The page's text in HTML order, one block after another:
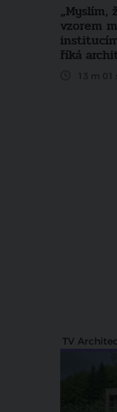
„Myslím,
vzorem
říká
13 m 01
TV